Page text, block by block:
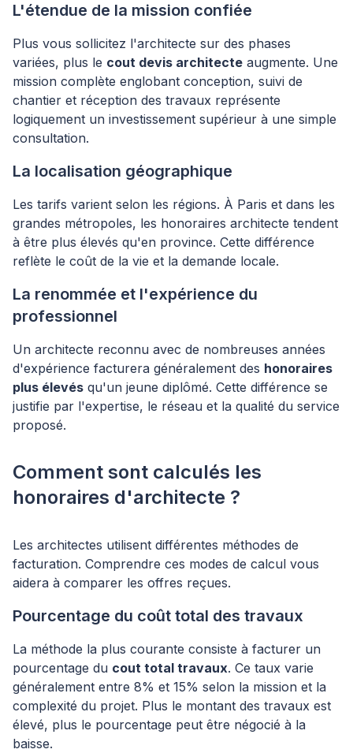
L'étendue de la mission confiée
Plus vous sollicitez l'architecte sur des phases
variées, plus le cout devis architecte augmente. Une
mission complète englobant conception, suivi de
chantier et réception des travaux représente
logiquement un investissement supérieur à une simple
consultation.
La localisation géographique
Les tarifs varient selon les régions. À Paris et dans les
grandes métropoles, les honoraires architecte tendent
à être plus élevés qu'en province. Cette différence
reflète le coût de la vie et la demande locale.
La renommée et l'expérience du
professionnel
Un architecte reconnu avec de nombreuses années
d'expérience facturera généralement des honoraires
plus élevés qu'un jeune diplômé. Cette différence se
justifie par l'expertise, le réseau et la qualité du service
proposé.
Comment sont calculés les
honoraires d'architecte ?
Les architectes utilisent différentes méthodes de
facturation. Comprendre ces modes de calcul vous
aidera à comparer les offres reçues.
Pourcentage du coût total des travaux
La méthode la plus courante consiste à facturer un
pourcentage du cout total travaux. Ce taux varie
généralement entre 8% et 15% selon la mission et la
complexité du projet. Plus le montant des travaux est
élevé, plus le pourcentage peut être négocié à la
baisse.